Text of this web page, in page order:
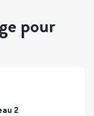
pour
2